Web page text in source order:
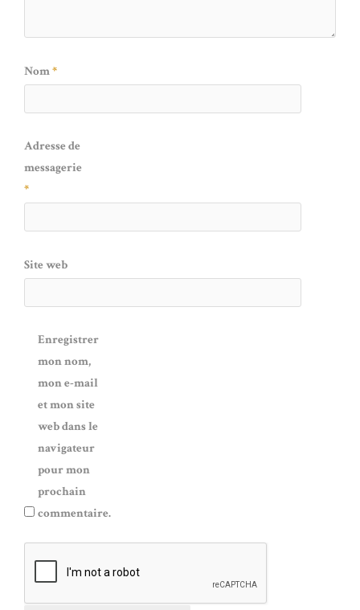
Nom*
Adresse de
messagerie
*
Site web
Enregistrer
mon nom,
mon e-mail
et mon site
web dans le
navigateur
pour mon
prochain
commentaire.